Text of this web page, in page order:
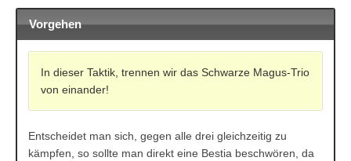
Vorgehen
In dieser Taktik, trennen wir das Schwarze Magus-Trio
von einander!
Entscheidet man sich, gegen alle drei gleichzeitig zu
kämpfen, so sollte man direkt eine Bestia beschwören, da